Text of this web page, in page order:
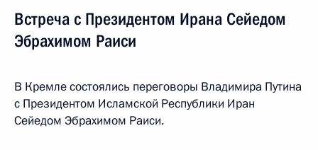
Встреча с Президентом Ирана Сейедом
Эбрахимом Раиси
В Кремле состоялись переговоры Владимира Путина
с Президентом Исламской Республики Иран
Сейедом Эбрахимом Раиси.